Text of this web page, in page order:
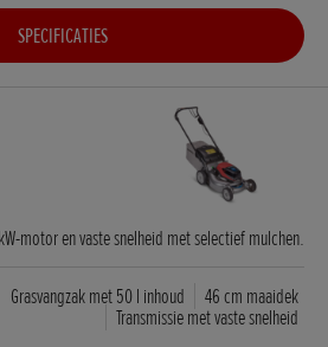
SPECIFICATIES
motor en vaste snelheid met selectief mulchen.
Grasvangzak met 50 l inhoud
46 cm maaidek
Transmissie met vaste snelheid